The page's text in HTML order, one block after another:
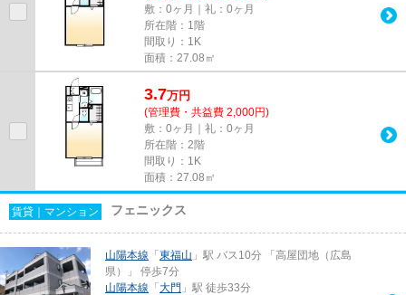
敷：0ヶ月｜礼：0ヶ月
所在階：1階
間取り：1K
面積：27.08㎡
3.7万円
(管理費・共益費 2,000円)
敷：0ヶ月｜礼：0ヶ月
所在階：2階
間取り：1K
面積：27.08㎡
賃貸｜マンション フェニックス
山陽本線 「 東福山 」駅 バス10分 「高屋団地（広島
県）」 停歩7分
山陽本線 「 大門 」駅 徒歩33分